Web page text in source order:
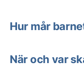
Hur mår
När och var